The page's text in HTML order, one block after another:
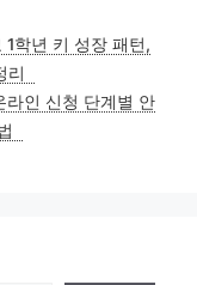
학년 키 성장 패턴,
리
라인 신청 단계별 안